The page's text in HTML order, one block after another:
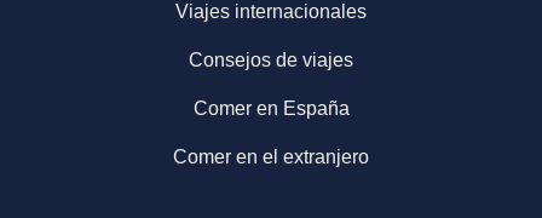
Viajes internacionales
Consejos de viajes
Comer en España
Comer en el extranjero